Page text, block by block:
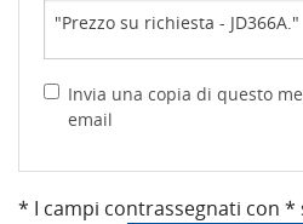
Invia una copia di questo
email
* I campi contrassegnati con